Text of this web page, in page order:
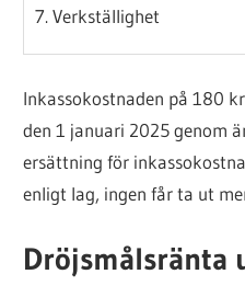
7. Verkställighet
Inkassokostnaden på 180
den 1 januari 2025 genom
ersättning för
enligt lag, ingen får ta ut
Dröjsmålsränta